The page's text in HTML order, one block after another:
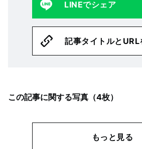
LINEでシェア
記事タイトルとURL
この記事に関する写真（4枚）
もっと見る